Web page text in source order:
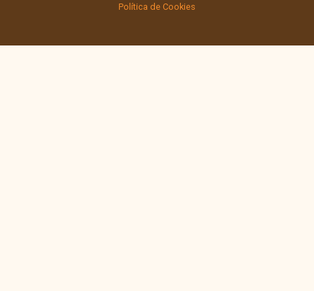
Política de Cookies